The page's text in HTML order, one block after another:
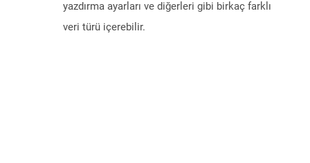
yazdırma ayarları ve diğerleri gibi birkaç farklı
veri türü içerebilir.